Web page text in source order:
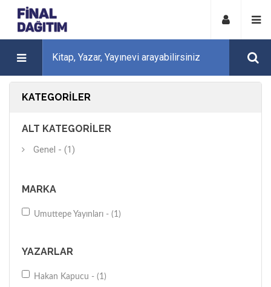
KATEGORILER
ALT KATEGORILER
Genel - (1)
MARKA
Umuttepe Yayınları - (1)
YAZARLAR
Hakan Kapucu - (1)